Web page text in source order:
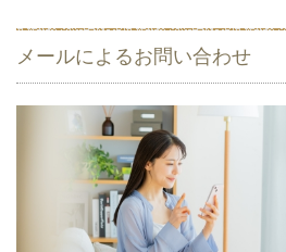
メールによるお問い合わせ